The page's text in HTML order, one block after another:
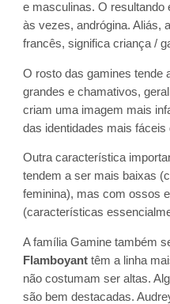
e masculinas. O resultando
às vezes, andrógina. Aliás,
francês, significa criança /
O rosto das gamines tende
grandes e chamativos,
criam uma imagem mais
das identidades mais fáceis
Outra característica
tendem a ser mais baixas
feminina), mas com ossos
(características
A família Gamine também
Flamboyant têm a linha
não costumam ser altas.
são bem destacadas.